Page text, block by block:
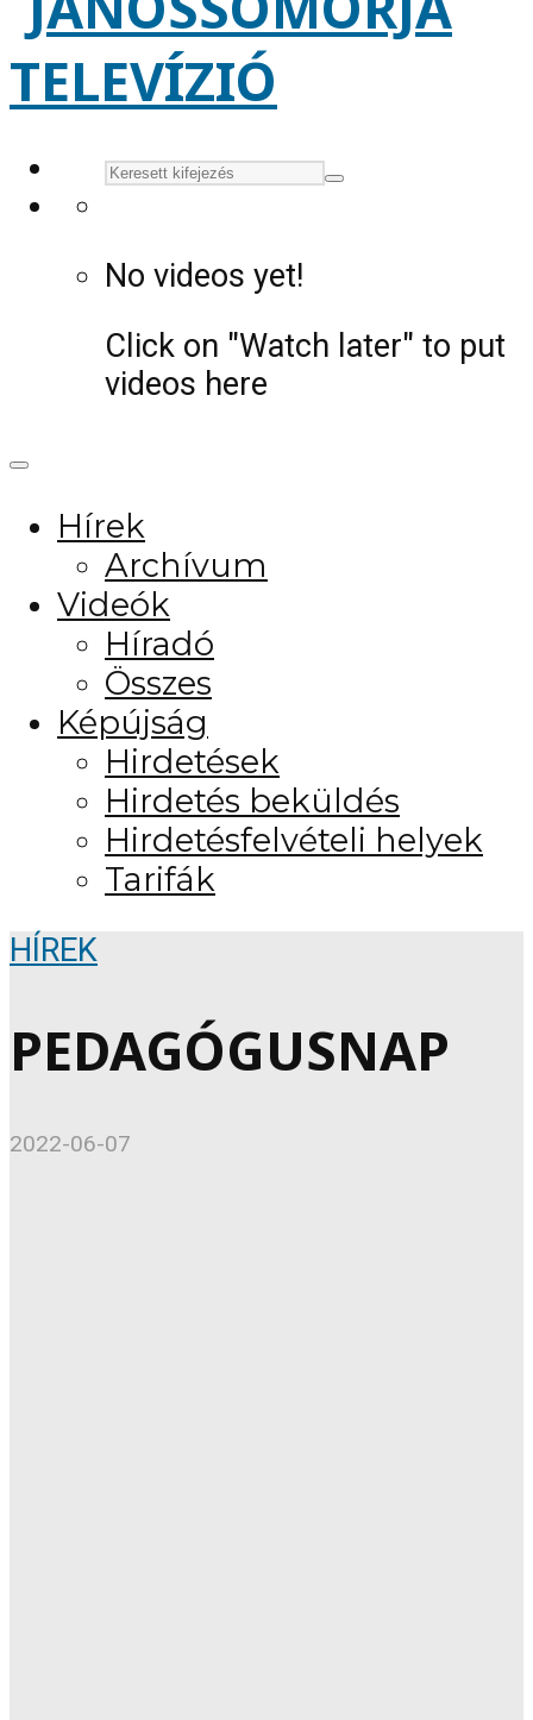
No videos yet!
Click on "Watch later" to put
videos here
Hírek
Archívum
Videók
Híradó
Összes
Képújság
Hirdetések
Hirdetés beküldés
Hirdetésfelvételi helyek
Tarifák
HÍREK
PEDAGÓGUSNAP
2022-06-07